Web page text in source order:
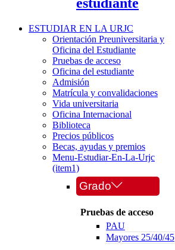
estudiante
ESTUDIAR EN LA URJC
Orientación Preuniversitaria y
Oficina del Estudiante
Pruebas de acceso
Oficina del estudiante
Admisión
Matrícula y convalidaciones
Vida universitaria
Oficina Internacional
Biblioteca
Precios públicos
Becas, ayudas y premios
Menu-Estudiar-En-La-Urjc
(item1)
Grado
Pruebas de acceso
PAU
Mayores 25/40/45